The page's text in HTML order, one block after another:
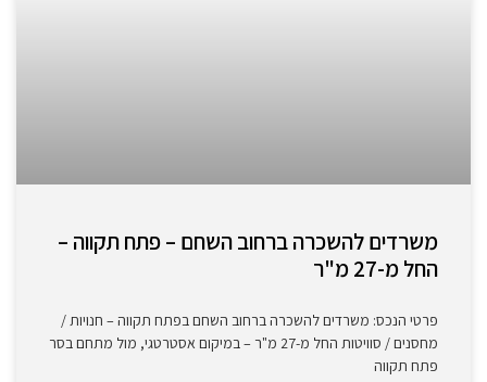
משרדים להשכרה ברחוב השחם – פתח תקווה –
החל מ-27 מ"ר
פרטי הנכס: משרדים להשכרה ברחוב השחם בפתח תקווה – חנויות /
מחסנים / סוויטות החל מ-27 מ"ר – במיקום אסטרטגי, מול מתחם בסר
פתח תקווה